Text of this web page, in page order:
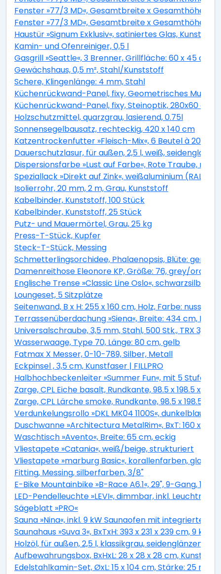
Fenster »77/3 MD«, Gesamtbreite x Gesamthöhe:
Fenster »77/3 MD«, Gesamtbreite x Gesamthöhe:
Haustür »Signum Exklusiv«, satiniertes Glas,
Kamin- und Ofenreiniger, 0,5 l
Gasgrill »Seattle«, 3 Brenner, Grillfläche: 60 x 45 cm,
Gewächshaus, 0,5 m², Stahl/Kunststoff
Schere, Klingenlänge: 4 mm, Stahl
Küchenrückwand-Panel, fixy, Geometrisches
Küchenrückwand-Panel, fixy, Steinoptik, 280x60 cm
Holzschutzmittel, quarzgrau, lasierend, 0.75l
Sonnensegelbausatz, rechteckig, 420 x 140 cm
Katzentrockenfutter »Fleisch-Mix«, 6 Beutel à 2000 g
Dauerschutzlasur, für außen, 2,5 l, weiß,
Dispersionsfarbe »Lust auf Farbe«, Rote Traube, matt
Speziallack »Direkt auf Zink«, weißaluminium (RAL
Isolierrohr, 20 mm, 2 m, Grau, Kunststoff
Kabelbinder, Kunststoff, 100 Stück
Kabelbinder, Kunststoff, 25 Stück
Putz- und Mauermörtel, Grau, 25 kg
Press-T-Stück, Kupfer
Steck-T-Stück, Messing
Schmetterlingsorchidee, Phalaenopsis, Blüte:
Damenreithose Eleonore KP, Größe: 76, grey/orange
Englische Trense »Classic Line Oslo«, schwarzsilber,
Loungeset, 5 Sitzplätze
Seitenwand, B x H: 255 x 160 cm, Holz, Farbe:
Terrassenüberdachung »Siena«, Breite: 434 cm,
Universalschraube, 3,5 mm, Stahl, 500 Stk., TRX
Wasserwaage, Type 70, Länge: 80 cm, gelb
Fatmax X Messer, 0-10-789, Silber, Metall
Eckpinsel , 3,5 cm, Kunstfaser | FILLPRO
Halbhochbeckenleiter »Summer Fun«, mit 5 Stufen,
Zarge, CPL Eiche basalt, Rundkante, 98.5 x 198.5 x 33
Zarge, CPL Lärche smoke, Rundkante, 98.5 x 198.5 x
Verdunkelungsrollo »DKL MK04 1100S«, dunkelblau,
Duschwanne »Architectura MetalRim«, BxT: 160 x 90
Waschtisch »Avento«, Breite: 65 cm, eckig
Vliestapete »Catania«, weiß/beige, strukturiert
Vliestapete »marburg Basic«, korallenfarben, glatt
Fitting, Messing, silberfarben, 3/8"
E-Bike Mountainbike »B-Race A6.1«, 29", 9-Gang, 13.4
LED-Pendelleuchte »LEVI«, dimmbar, inkl.
Sägeblatt »PRO«
Sauna »Nina«, inkl. 9 kW Saunaofen mit integrierter
Saunahaus »Suva 3«, BxTxH: 393 x 231 x 239 cm, 9
Holzöl, für außen, 2,5 l, klassikgrau, seidenglänzend
Aufbewahrungsbox, BxHxL: 28 x 28 x 28 cm,
Edelstahlkamin-Set, ØxL: 15 x 104 cm, Stärke: 25 mm,